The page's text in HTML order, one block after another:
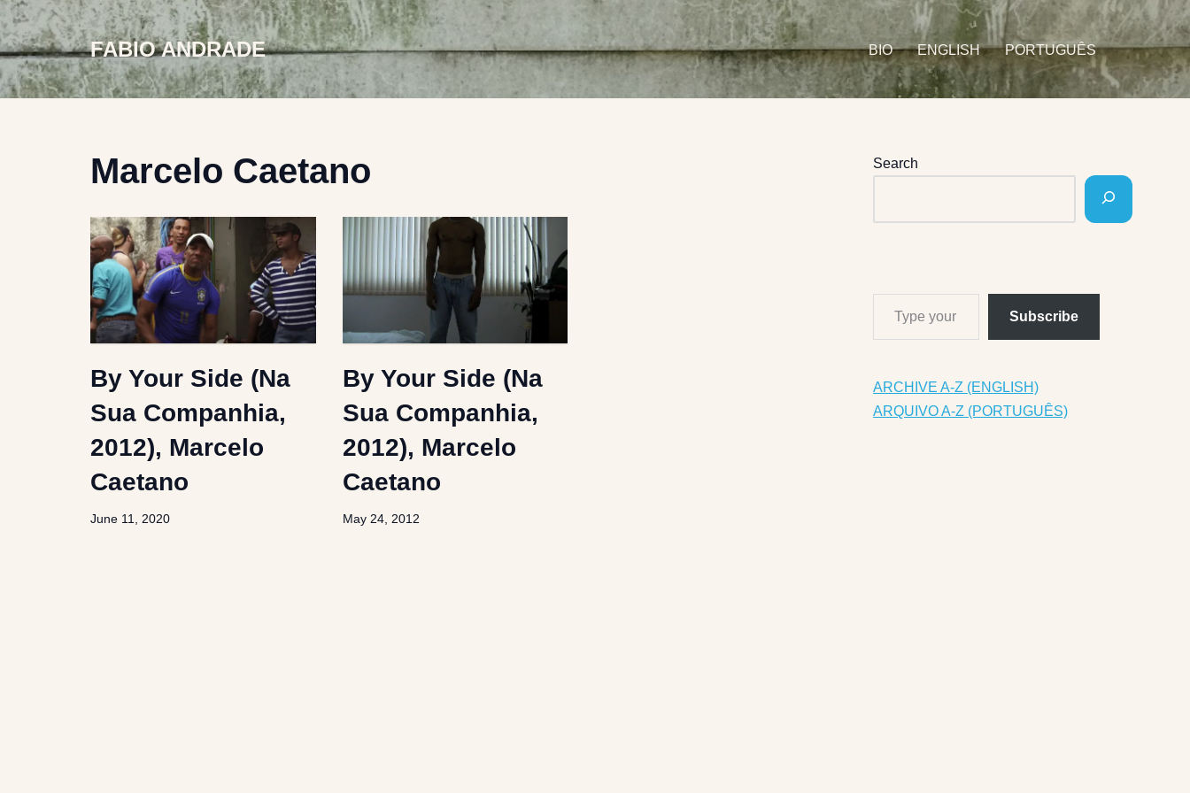
Skip
to
content
FABIO ANDRADE BIO ENGLISH PORTUGUÊS
Marcelo Caetano
By Your Side (Na
Sua Companhia,
2012), Marcelo
Caetano
June 11, 2020
By Your Side (Na
Sua Companhia,
2012), Marcelo
Caetano
May 24, 2012
Search
Subscribe
ARCHIVE A-Z (ENGLISH)
ARQUIVO A-Z (PORTUGUÊS)